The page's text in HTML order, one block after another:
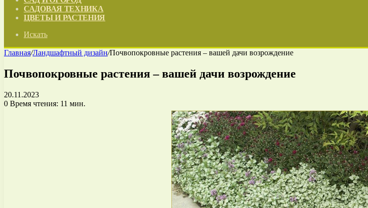
САДОВАЯ ТЕХНИКА
ЦВЕТЫ И РАСТЕНИЯ
Искать
Главная/Ландшафтный дизайн/Почвопокровные растения – вашей дачи возрождение
Почвопокровные растения – вашей дачи возрождение
20.11.2023
0 Время чтения: 11 мин.